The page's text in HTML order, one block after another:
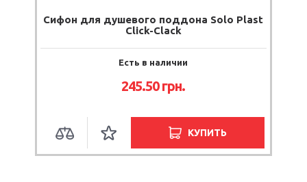
Сифон для душевого поддона Solo Plast
Click-Clack
Есть в наличии
245.50грн.
КУПИТЬ